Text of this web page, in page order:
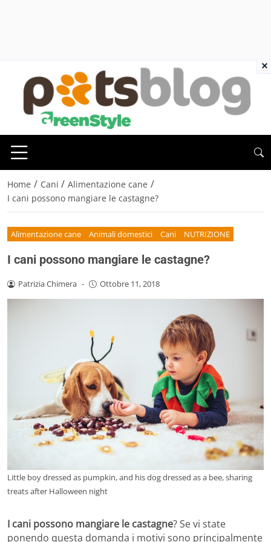
Home / Cani / Alimentazione cane /
I cani possono mangiare le castagne?
Alimentazione cane Animali domestici Cani NUTRIZIONE
I cani possono mangiare le castagne?
Patrizia Chimera - Ottobre 11, 2018
Little boy dressed as pumpkin, and his dog dressed as a bee, sharing
treats after Halloween night
I cani possono mangiare le castagne? Se vi state
ponendo questa domanda i motivi sono principalmente
×